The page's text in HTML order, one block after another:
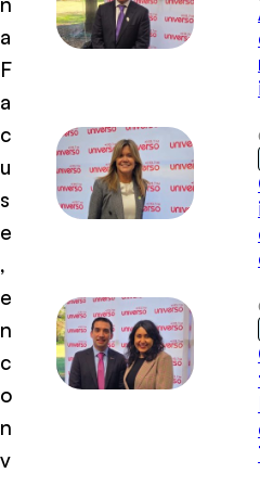
a
F
a
c
u
s
e
,
e
n
c
o
n
v